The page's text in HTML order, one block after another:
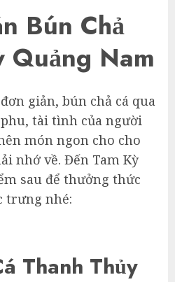
Bún Chả
Quảng Nam
giản, bún chả cá qua
tài tình của người
món ngon cho cho
nhớ về. Đến Tam Kỳ
sau để thưởng thức
trưng nhé:
Thanh Thủy